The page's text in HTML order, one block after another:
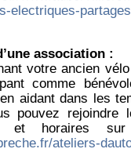
electriques-
association :
votre ancien
comme
aidant dans les
pouvez rejoindre
et horaires
ateliers-